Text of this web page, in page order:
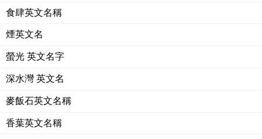
食肆英文名稱
煙英文名
螢光 英文名字
深水灣 英文名
麥飯石英文名稱
香葉英文名稱